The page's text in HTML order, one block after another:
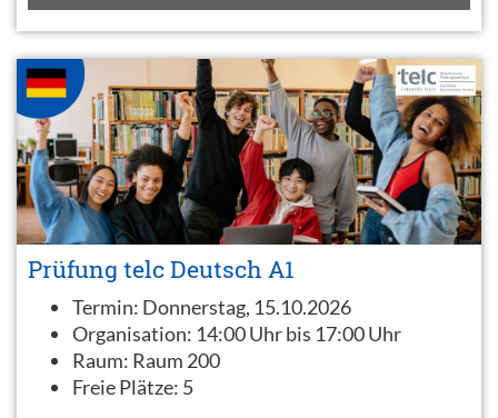
Prüfung telc Deutsch A1
Termin: Donnerstag, 15.10.2026
Organisation: 14:00 Uhr bis 17:00 Uhr
Raum: Raum 200
Freie Plätze: 5